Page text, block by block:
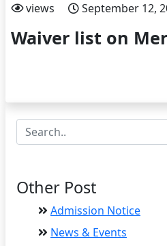
views September 12,
Waiver list on
Other Post
Admission Notice
News & Events